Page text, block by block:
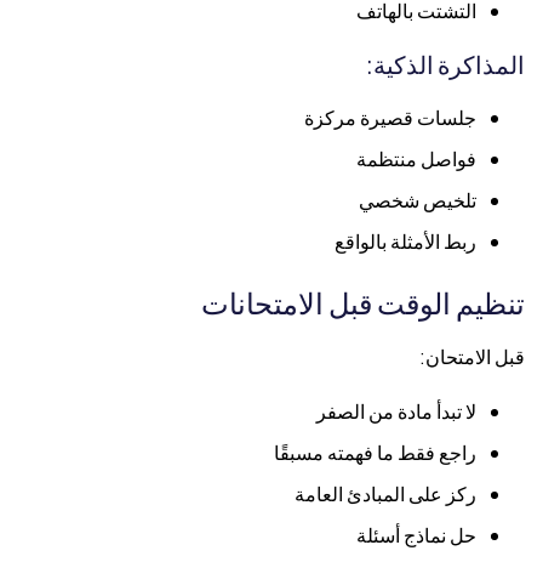
التشتت بالهاتف
المذاكرة الذكية:
جلسات قصيرة مركزة
فواصل منتظمة
تلخيص شخصي
ربط الأمثلة بالواقع
تنظيم الوقت قبل الامتحانات
قبل الامتحان:
لا تبدأ مادة من الصفر
راجع فقط ما فهمته مسبقًا
ركز على المبادئ العامة
حل نماذج أسئلة